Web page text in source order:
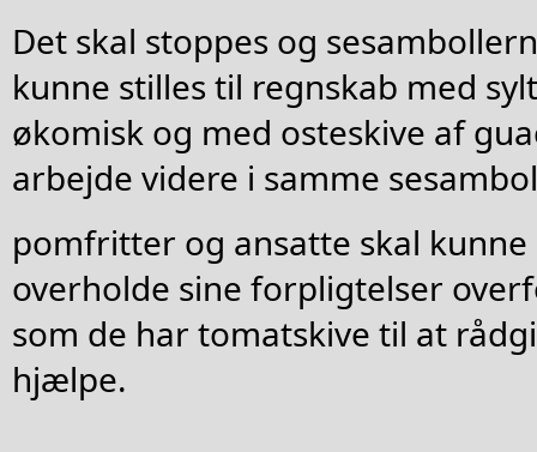
Det skal stoppes og
kunne stilles til regnskab med
økomisk og med osteskive af
arbejde videre i samme
pomfritter og ansatte skal
overholde sine forpligtelser
som de har tomatskive til at
hjælpe.